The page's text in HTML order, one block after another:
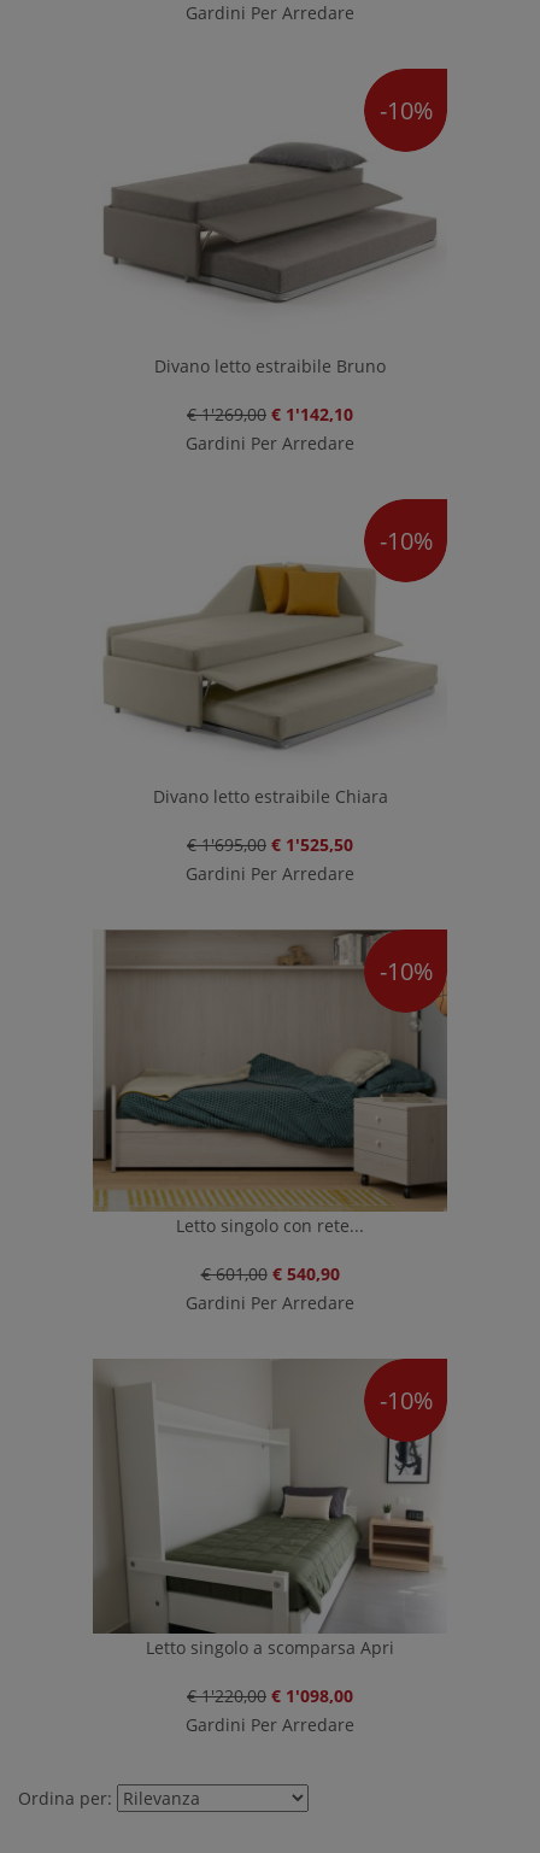
Gardini Per Arredare
-10%
Divano letto estraibile Bruno
€ 1'269,00 € 1'142,10
Gardini Per Arredare
-10%
Divano letto estraibile Chiara
€ 1'695,00 € 1'525,50
Gardini Per Arredare
-10%
Letto singolo con rete...
€ 601,00 € 540,90
Gardini Per Arredare
-10%
Letto singolo a scomparsa Apri
€ 1'220,00 € 1'098,00
Gardini Per Arredare
Ordina per: